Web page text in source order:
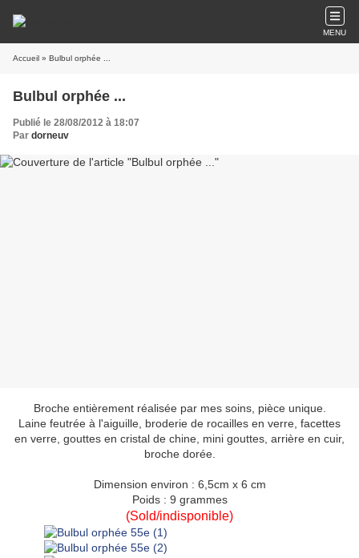
MENU
Accueil » Bulbul orphée ...
Bulbul orphée ...
Publié le 28/08/2012 à 18:07
Par dorneuv
Broche entièrement réalisée par mes soins, pièce unique.
Laine feutrée à l'aiguille, broderie de rocailles en verre, facettes
en verre, gouttes en cristal de chine, mini gouttes, arrière en cuir,
broche dorée.
Dimension environ : 6,5cm x 6 cm
Poids : 9 grammes
(Sold/indisponible)